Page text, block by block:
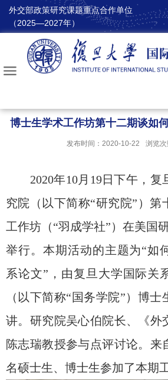
外交部政策研究课题重点合作单位
（2025—2027年）
博士生学术工作坊第十二期谈如
发布时间：2020-10-22 浏览次
2020年10月 19日下午，复
究院（以下简称“研究院”）第
工作坊（“羽成学社”）在美国
举行。本期活动的主题为“如
系论文”，由复旦大学国际关
（以下简称“国务学院”）博
讲。研究院吴心伯院长、《外
陈志瑞教授参与点评讨论。来
名硕士生、博士生参加了本期